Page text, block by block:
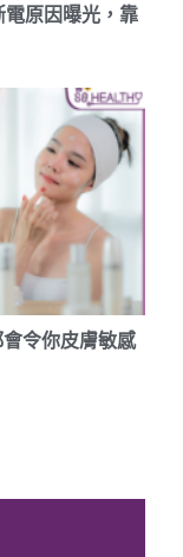
原因曝光，靠
令你皮膚敏感